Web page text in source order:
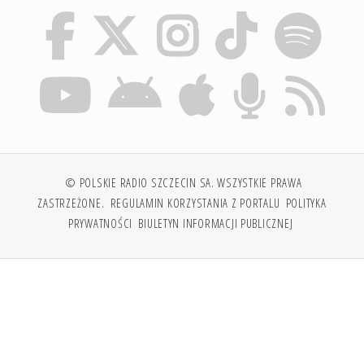
© POLSKIE RADIO SZCZECIN SA. WSZYSTKIE PRAWA
ZASTRZEŻONE. REGULAMIN KORZYSTANIA Z PORTALU POLITYKA
PRYWATNOŚCI BIULETYN INFORMACJI PUBLICZNEJ